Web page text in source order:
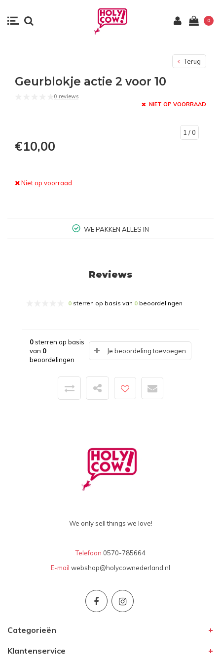
0
Terug
Geurblokje actie 2 voor 10
0 reviews
NIET OP VOORRAAD
1 / 0
€10,00
Niet op voorraad
WE PAKKEN ALLES IN
Reviews
0 sterren op basis van 0 beoordelingen
0sterren op basis
van 0
beoordelingen
Je beoordeling toevoegen
We only sell things we love!
Telefoon 0570-785664
E-mail webshop@holycownederland.nl
Categorieën
Klantenservice